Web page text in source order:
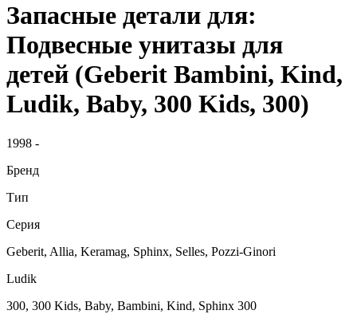
Запасные детали для:
Подвесные унитазы для
детей (Geberit Bambini, Kind,
Ludik, Baby, 300 Kids, 300)
1998 -
Бренд
Тип
Серия
Geberit, Allia, Keramag, Sphinx, Selles, Pozzi-Ginori
Ludik
300, 300 Kids, Baby, Bambini, Kind, Sphinx 300